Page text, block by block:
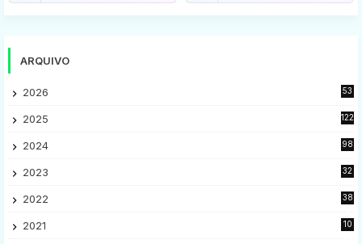
ARQUIVO
2026 53
2025 122
2024 98
2023
32
2022
38
2021
10